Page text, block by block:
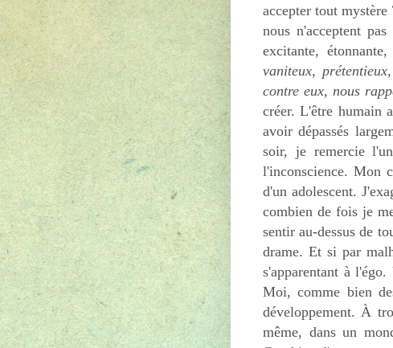
accepter tout
nous n'acceptent
excitante,
vaniteux,
contre eux, nous
créer. L'être humain
avoir dépassés
soir, je remercie
l'inconscience. Mon
d'un adolescent.
combien de fois je
sentir au-dessus de
drame. Et si par
s'apparentant à
Moi, comme bien
développement. À
même, dans un